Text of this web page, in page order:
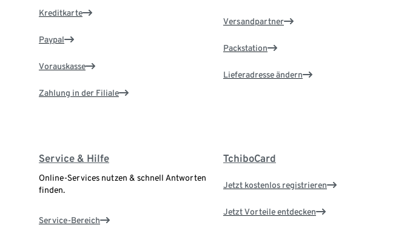
Kreditkarte
Paypal
Vorauskasse
Zahlung in der Filiale
Versandpartner
Packstation
Lieferadresse ändern
Service & Hilfe
Online-Services nutzen & schnell Antworten
finden.
Service-Bereich
TchiboCard
Jetzt kostenlos registrieren
Jetzt Vorteile entdecken